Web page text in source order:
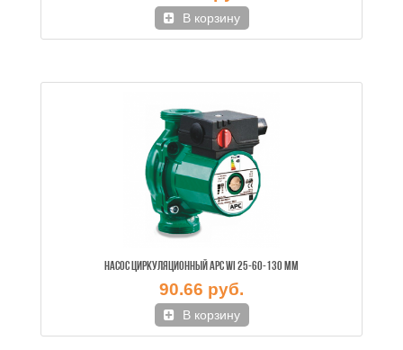
В корзину
НАСОС ЦИРКУЛЯЦИОННЫЙ APC WI 25-60-130 ММ
90.66 руб.
В корзину